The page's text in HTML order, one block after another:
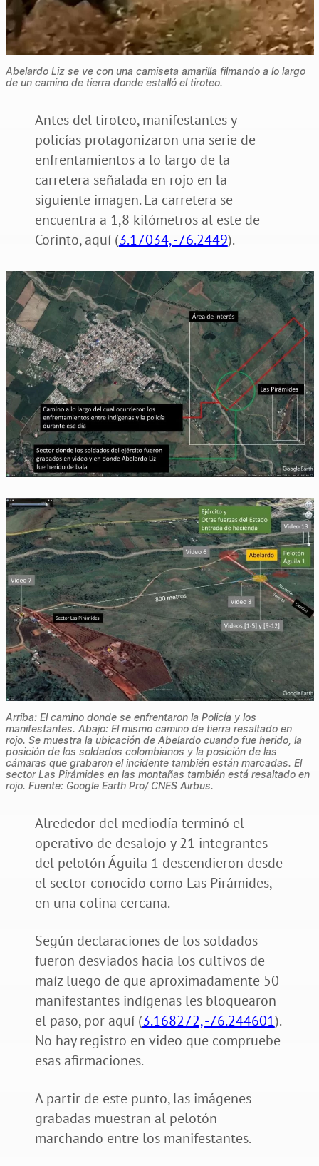
Abelardo Liz se ve con una camiseta amarilla filmando a lo largo
de un camino de tierra donde estalló el tiroteo.
Antes del tiroteo, manifestantes y
policías protagonizaron una serie de
enfrentamientos a lo largo de la
carretera señalada en rojo en la
siguiente imagen. La carretera se
encuentra a 1,8 kilómetros al este de
Corinto, aquí (3.17034, -76.2449).
Arriba: El camino donde se enfrentaron la Policía y los
manifestantes. Abajo: El mismo camino de tierra resaltado en
rojo. Se muestra la ubicación de Abelardo cuando fue herido, la
posición de los soldados colombianos y la posición de las
cámaras que grabaron el incidente también están marcadas. El
sector Las Pirámides en las montañas también está resaltado en
rojo. Fuente: Google Earth Pro/ CNES Airbus.
Alrededor del mediodía terminó el
operativo de desalojo y 21 integrantes
del pelotón Águila 1 descendieron desde
el sector conocido como Las Pirámides,
en una colina cercana.
Según declaraciones de los soldados
fueron desviados hacia los cultivos de
maíz luego de que aproximadamente 50
manifestantes indígenas les bloquearon
el paso, por aquí (3.168272, -76.244601).
No hay registro en video que compruebe
esas afirmaciones.
A partir de este punto, las imágenes
grabadas muestran al pelotón
marchando entre los manifestantes.